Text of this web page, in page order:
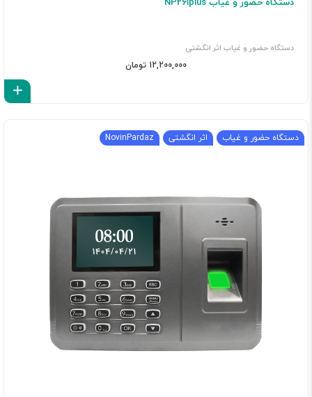
دستگاه حضور و غیاب اثر انگشتی
12,200,000 تومان
دستگاه حضور و غیاب اثر انگشتی NovinPardaz